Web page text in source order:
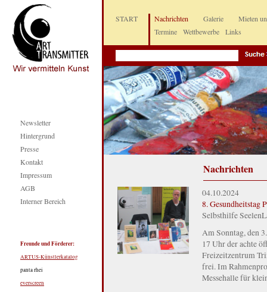
Newsletter
Hintergrund
Presse
Kontakt
Impressum
AGB
Interner Bereich
Freunde und Förderer:
ARTUS-Künstlerkatalog
panta rhei
everscreen
START
Nachrichten
Termine
Wettbewerbe Links
Galerie Mieten
Nachrichten
04.10.2024
8. Gesundheitstag
Selbsthilfe
Am Sonntag, den
17 Uhr der achte
Freizeitzentrum
frei. Im
Messehalle für